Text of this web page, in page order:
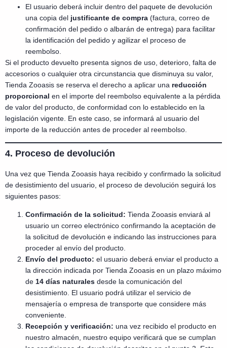
El usuario deberá incluir dentro del paquete de devolución
una copia del justificante de compra (factura, correo de
confirmación del pedido o albarán de entrega) para facilitar
la identificación del pedido y agilizar el proceso de
reembolso.
Si el producto devuelto presenta signos de uso, deterioro, falta de
accesorios o cualquier otra circunstancia que disminuya su valor,
Tienda Zooasis se reserva el derecho a aplicar una reducción
proporcional en el importe del reembolso equivalente a la pérdida
de valor del producto, de conformidad con lo establecido en la
legislación vigente. En este caso, se informará al usuario del
importe de la reducción antes de proceder al reembolso.
4. Proceso de devolución
Una vez que Tienda Zooasis haya recibido y confirmado la solicitud
de desistimiento del usuario, el proceso de devolución seguirá los
siguientes pasos:
Confirmación de la solicitud: Tienda Zooasis enviará al
usuario un correo electrónico confirmando la aceptación de
la solicitud de devolución e indicando las instrucciones para
proceder al envío del producto.
Envío del producto: el usuario deberá enviar el producto a
la dirección indicada por Tienda Zooasis en un plazo máximo
de 14 días naturales desde la comunicación del
desistimiento. El usuario podrá utilizar el servicio de
mensajería o empresa de transporte que considere más
conveniente.
Recepción y verificación: una vez recibido el producto en
nuestro almacén, nuestro equipo verificará que se cumplan